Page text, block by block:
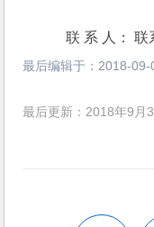
联 系 人： 联
最后编辑于： 2018-09-
最后更新：2018年9月3